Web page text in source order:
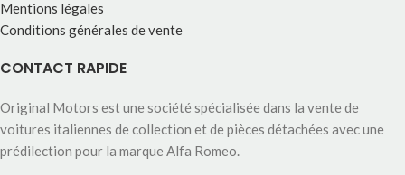
Mentions légales
Conditions générales de vente
CONTACT RAPIDE
Original Motors est une société spécialisée dans la vente de
voitures italiennes de collection et de pièces détachées avec une
prédilection pour la marque Alfa Romeo.